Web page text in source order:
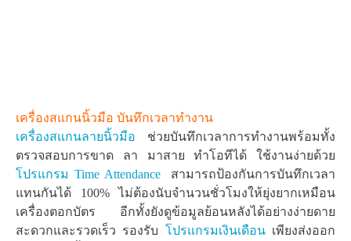
เครื่องสแกนนิ้วมือ บันทึกเวลาทำงาน
เครื่องสแกนลายนิ้วมือ ช่วยบันทึกเวลาการทำงานพร้อมทั้ง
ตรวจสอบการขาด ลา มาสาย ทำโอทีได้ ใช้งานง่ายด้วย
โปรแกรม Time Attendanceสามารถป้องกันการบันทึกเวลา
แทนกันได้ 100% ไม่ต้องนับจำนวนชั่วโมงให้ยุ่งยากเหมือน
เครื่องตอกบัตร อีกทั้งยังดูข้อมูลย้อนหลังได้อย่างง่ายดาย
สะดวกและรวดเร็ว รองรับ โปรแกรมเงินเดือนเพียงส่งออก